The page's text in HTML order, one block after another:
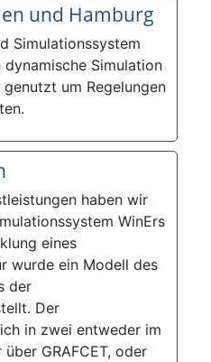
und Hamburg
Simulationssystem
Simulation
um Regelungen
haben wir
WinErs
eines
wurde ein Modell des
der
Der
in zwei entweder im
GRAFCET, oder